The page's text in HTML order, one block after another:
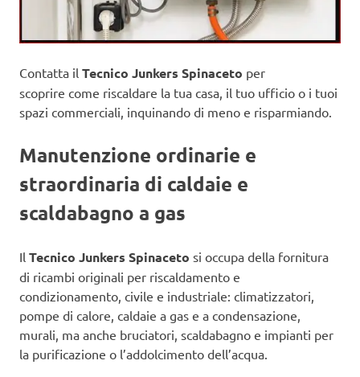
Contatta il Tecnico Junkers Spinaceto per
scoprire come riscaldare la tua casa, il tuo ufficio o i tuoi
spazi commerciali, inquinando di meno e risparmiando.
Manutenzione ordinarie e
straordinaria di caldaie e
scaldabagno a gas
Il Tecnico Junkers Spinaceto si occupa della fornitura
di ricambi originali per riscaldamento e
condizionamento, civile e industriale: climatizzatori,
pompe di calore, caldaie a gas e a condensazione,
murali, ma anche bruciatori, scaldabagno e impianti per
la purificazione o l’addolcimento dell’acqua.